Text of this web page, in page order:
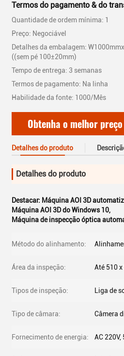
Termos do pagamento & do
Quantidade de ordem mínima: 1
Preço: Negociável
Detalhes da embalagem:
((sem pé 100±20mm)
Tempo de entrega: 3 semanas
Termos de pagamento: Na linha
Habilidade da fonte: 1000/Mês
Obtenha o melhor preço
Detalhes do produto
Detalhes do produto
Destacar: Máquina AOI 3D
Máquina AOI 3D do Windows 10,
Máquina de inspecção óptica
Método do alinhamento:
Área da inspeção: Até 510
Tipos de inspeção: Liga de
Tipo de câmara: Câmera
Fornecimento de energia: AC